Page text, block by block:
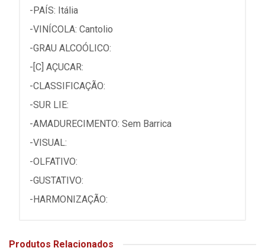
-PAÍS: Itália
-VINÍCOLA: Cantolio
-GRAU ALCOÓLICO:
-[C] AÇUCAR:
-CLASSIFICAÇÃO:
-SUR LIE:
-AMADURECIMENTO: Sem Barrica
-VISUAL:
-OLFATIVO:
-GUSTATIVO:
-HARMONIZAÇÃO:
Produtos Relacionados